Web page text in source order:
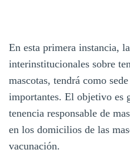
En esta primera instancia,
interinstitucionales sobre
mascotas, tendrá como
importantes. El objetivo es
tenencia responsable de
en los domicilios de las
vacunación.